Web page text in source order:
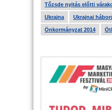
Tőzsde nyitás előtti
Ukrajna Ukrajnai
Önkormányzat 2014